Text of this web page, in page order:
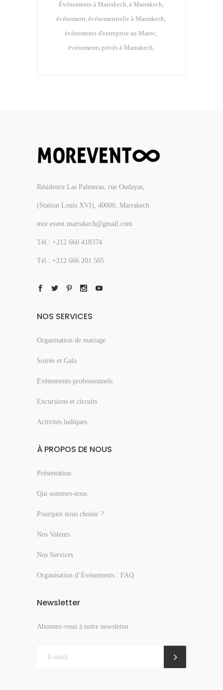
Événements à Marrakech à Marrakech
événement événementielle à Marrakech
événements d'entreprise au Maroc
événements privés à Marrakech
Résidence Las Palmeras, rue Oudayas,
(Station Louis XVI), 40000, Marrakech
mor.event.marrakech@gmail.com
Tél.: +212 660 418374
Tél.: +212 666 201 505
NOS SERVICES
Organisation de mariage
Soirée et Gala
Evènements professionnels
Excursions et circuits
Activités ludiques
À PROPOS DE NOUS
Présentation
Qui sommes-nous
Pourquoi nous choisir ?
Nos Valeurs
Nos Services
Organisation d’Événements : FAQ
Newsletter
Abonnez-vous à notre newsletter